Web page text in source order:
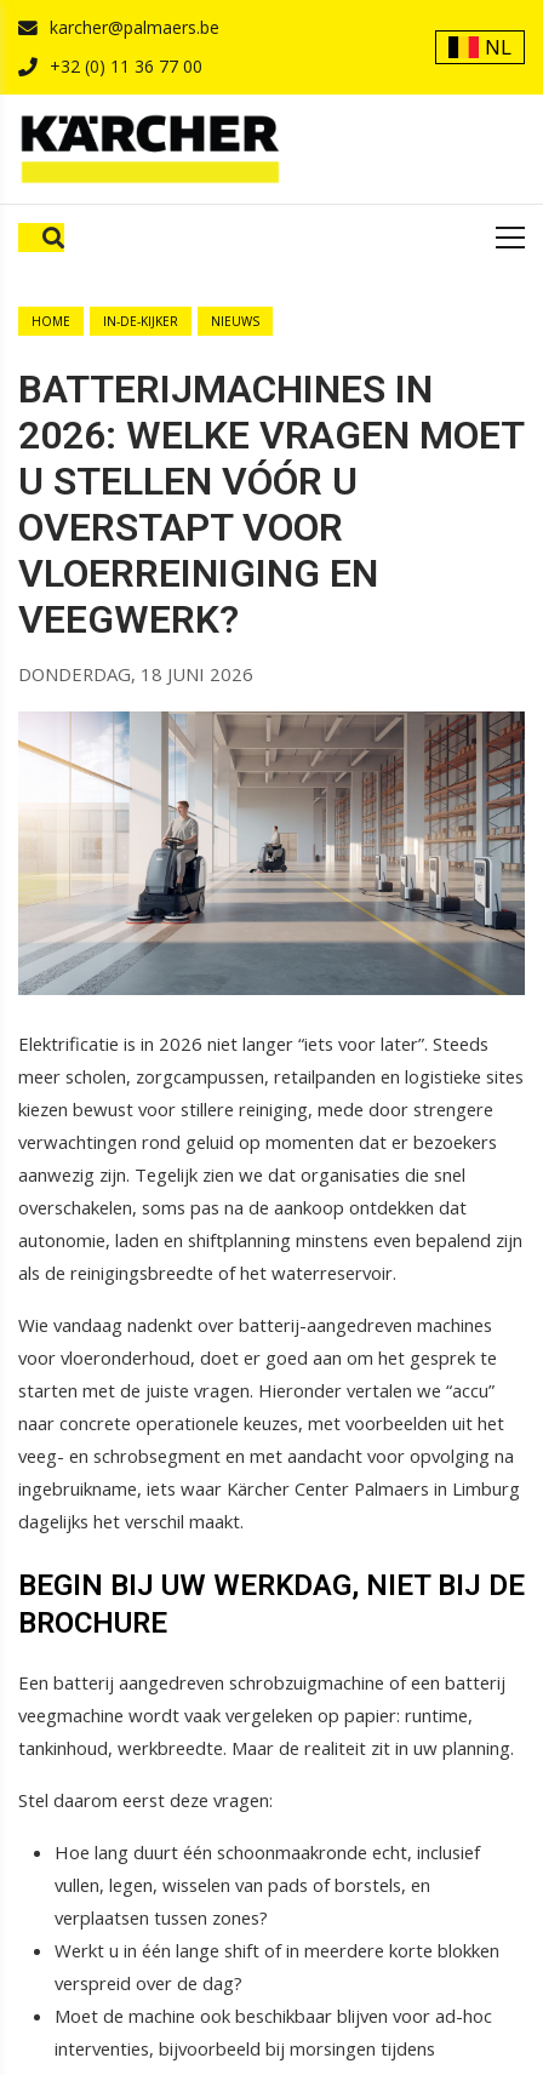
karcher@palmaers.be
+32 (0) 11 36 77 00
NL
HOME IN-DE-KIJKER NIEUWS
BATTERIJMACHINES IN
2026: WELKE VRAGEN MOET
U STELLEN VÓÓR U
OVERSTAPT VOOR
VLOERREINIGING EN
VEEGWERK?
DONDERDAG, 18 JUNI 2026
Elektrificatie is in 2026 niet langer “iets voor later”. Steeds
meer scholen, zorgcampussen, retailpanden en logistieke sites
kiezen bewust voor stillere reiniging, mede door strengere
verwachtingen rond geluid op momenten dat er bezoekers
aanwezig zijn. Tegelijk zien we dat organisaties die snel
overschakelen, soms pas na de aankoop ontdekken dat
autonomie, laden en shiftplanning minstens even bepalend zijn
als de reinigingsbreedte of het waterreservoir.
Wie vandaag nadenkt over batterij-aangedreven machines
voor vloeronderhoud, doet er goed aan om het gesprek te
starten met de juiste vragen. Hieronder vertalen we “accu”
naar concrete operationele keuzes, met voorbeelden uit het
veeg- en schrobsegment en met aandacht voor opvolging na
ingebruikname, iets waar Kärcher Center Palmaers in Limburg
dagelijks het verschil maakt.
BEGIN BIJ UW WERKDAG, NIET BIJ DE
BROCHURE
Een batterij aangedreven schrobzuigmachine of een batterij
veegmachine wordt vaak vergeleken op papier: runtime,
tankinhoud, werkbreedte. Maar de realiteit zit in uw planning.
Stel daarom eerst deze vragen:
Hoe lang duurt één schoonmaakronde echt, inclusief
vullen, legen, wisselen van pads of borstels, en
verplaatsen tussen zones?
Werkt u in één lange shift of in meerdere korte blokken
verspreid over de dag?
Moet de machine ook beschikbaar blijven voor ad-hoc
interventies, bijvoorbeeld bij morsingen tijdens